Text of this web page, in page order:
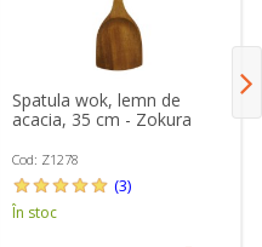
Spatula wok, lemn de
acacia, 35 cm - Zokura
Cod: Z1278
(3)
În stoc